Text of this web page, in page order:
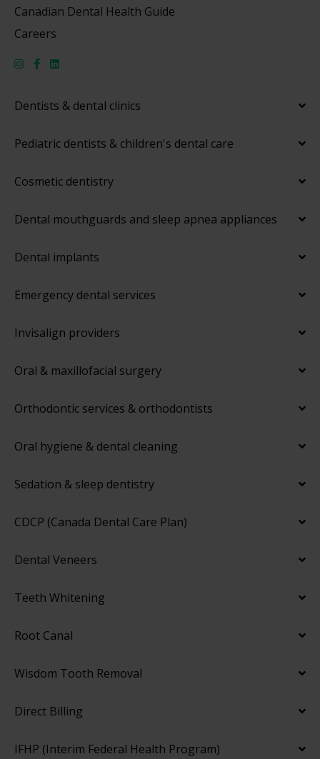
Canadian Dental Health Guide
Careers
Dentists & dental clinics
Pediatric dentists & children's dental care
Cosmetic dentistry
Dental mouthguards and sleep apnea appliances
Dental implants
Emergency dental services
Invisalign providers
Oral & maxillofacial surgery
Orthodontic services & orthodontists
Oral hygiene & dental cleaning
Sedation & sleep dentistry
CDCP (Canada Dental Care Plan)
Dental Veneers
Teeth Whitening
Root Canal
Wisdom Tooth Removal
Direct Billing
IFHP (Interim Federal Health Program)